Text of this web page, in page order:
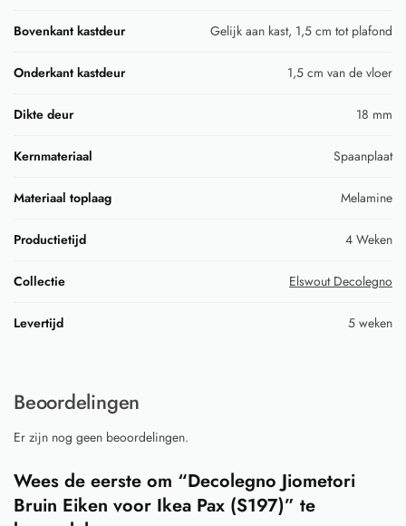
Bovenkant kastdeur Gelijk aan kast, 1,5 cm tot plafond
Onderkant kastdeur 1,5 cm van de vloer
Dikte deur 18 mm
Kernmateriaal Spaanplaat
Materiaal toplaag Melamine
Productietijd 4 Weken
Collectie Elswout Decolegno
Levertijd 5 weken
Beoordelingen
Er zijn nog geen beoordelingen.
Wees de eerste om “Decolegno Jiometori
Bruin Eiken voor Ikea Pax (S197)” te